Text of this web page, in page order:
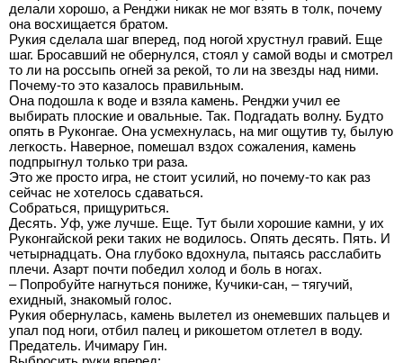
делали хорошо, а Ренджи никак не мог взять в толк, почему
она восхищается братом.
Рукия сделала шаг вперед, под ногой хрустнул гравий. Еще
шаг. Бросавший не обернулся, стоял у самой воды и смотрел
то ли на россыпь огней за рекой, то ли на звезды над ними.
Почему-то это казалось правильным.
Она подошла к воде и взяла камень. Ренджи учил ее
выбирать плоские и овальные. Так. Подгадать волну. Будто
опять в Руконгае. Она усмехнулась, на миг ощутив ту, былую
легкость. Наверное, помешал вздох сожаления, камень
подпрыгнул только три раза.
Это же просто игра, не стоит усилий, но почему-то как раз
сейчас не хотелось сдаваться.
Собраться, прищуриться.
Десять. Уф, уже лучше. Еще. Тут были хорошие камни, у их
Руконгайской реки таких не водилось. Опять десять. Пять. И
четырнадцать. Она глубоко вдохнула, пытаясь расслабить
плечи. Азарт почти победил холод и боль в ногах.
– Попробуйте нагнуться пониже, Кучики-сан, – тягучий,
ехидный, знакомый голос.
Рукия обернулась, камень вылетел из онемевших пальцев и
упал под ноги, отбил палец и рикошетом отлетел в воду.
Предатель. Ичимару Гин.